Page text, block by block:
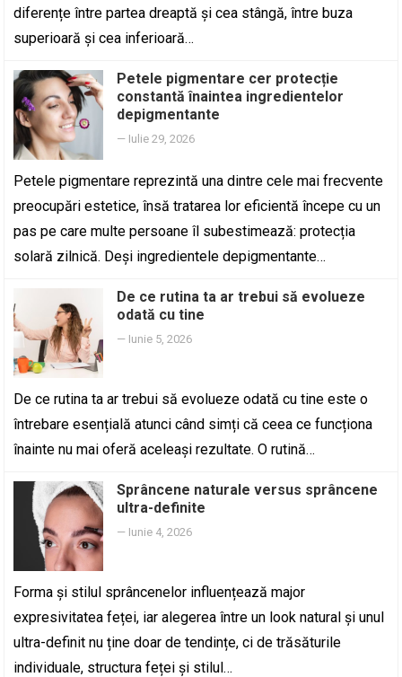
diferențe între partea dreaptă și cea stângă, între buza
superioară și cea inferioară…
Petele pigmentare cer protecție
constantă înaintea ingredientelor
depigmentante
— Iulie 29, 2026
Petele pigmentare reprezintă una dintre cele mai frecvente
preocupări estetice, însă tratarea lor eficientă începe cu un
pas pe care multe persoane îl subestimează: protecția
solară zilnică. Deși ingredientele depigmentante…
De ce rutina ta ar trebui să evolueze
odată cu tine
— Iunie 5, 2026
De ce rutina ta ar trebui să evolueze odată cu tine este o
întrebare esențială atunci când simți că ceea ce funcționa
înainte nu mai oferă aceleași rezultate. O rutină…
Sprâncene naturale versus sprâncene
ultra-definite
— Iunie 4, 2026
Forma și stilul sprâncenelor influențează major
expresivitatea feței, iar alegerea între un look natural și unul
ultra-definit nu ține doar de tendințe, ci de trăsăturile
individuale, structura feței și stilul…